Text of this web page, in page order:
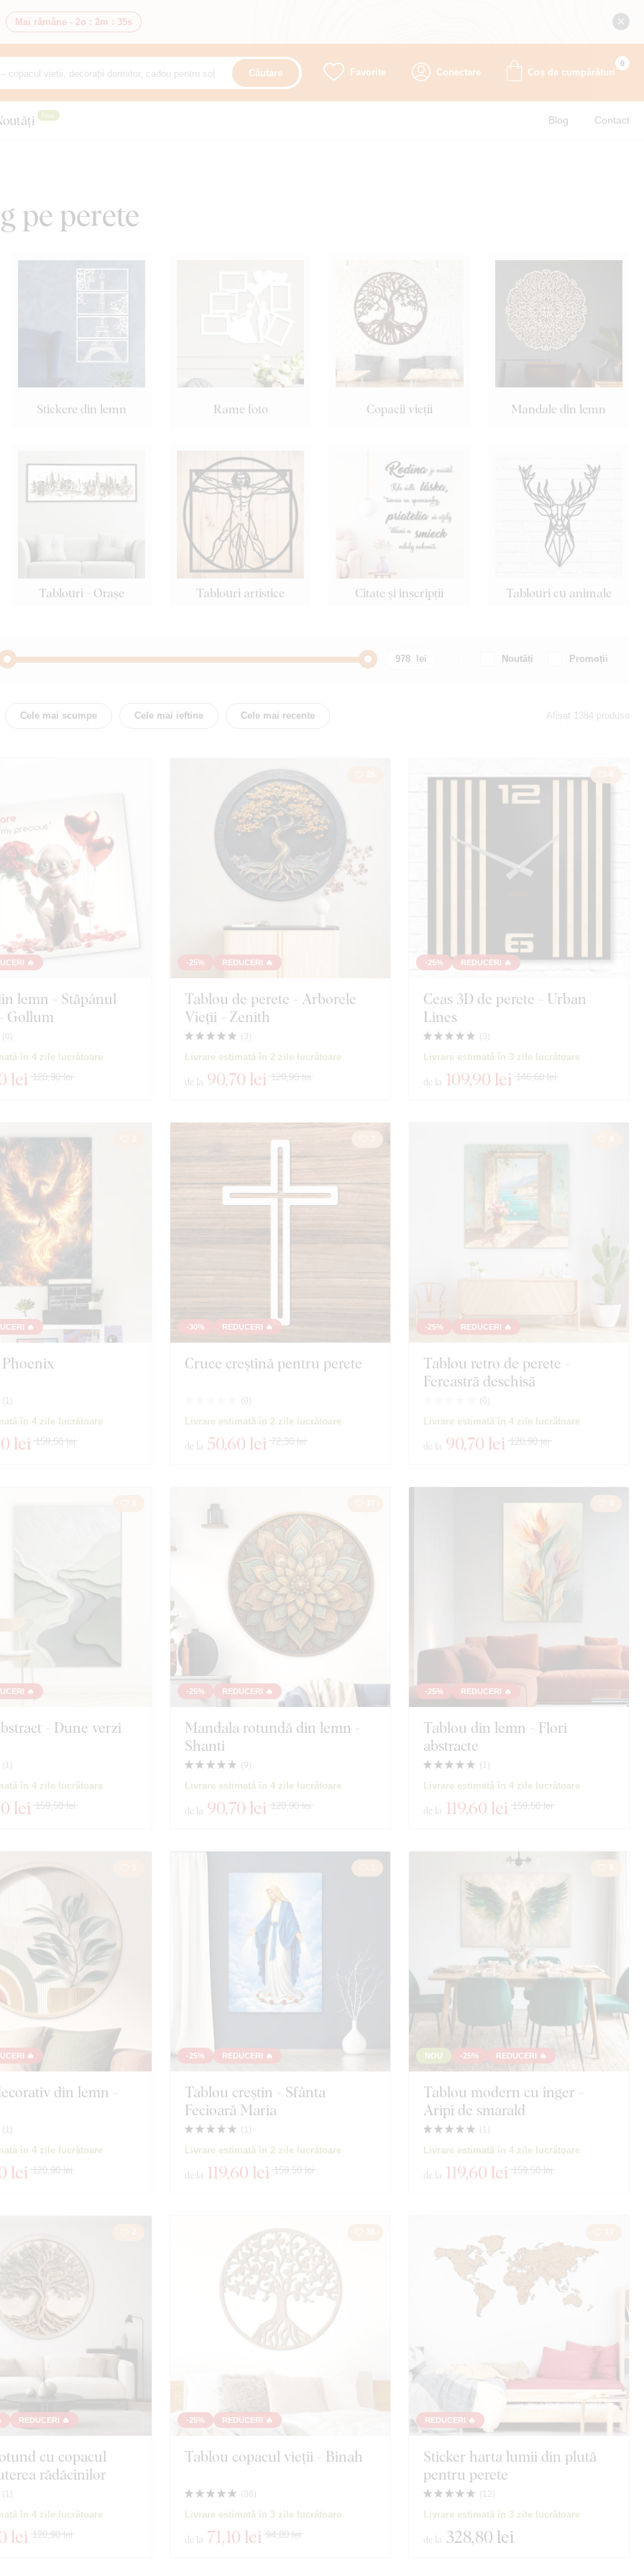
Mai rămâne - 2o : 2m : 33s
Căutare Favorite Conectare Coș de cumpărături
0
Nou Blog Contact
pe perete
Stickere din lemn Rame foto Copacii vieții Mandale din lemn
Tablouri - Orașe Tablouri artistice Citate și inscripții Tablouri cu animale
Noutăți Promoții
Flori Țară
Cal
Oameni Mandala Hartă
Natură
Muzică
Motociclete Insecte Spațiu
Portret
Cele mai scumpe Cele mai ieftine Cele mai recente Afișat 1384 produse
🔥
lemn - Stăpânul
Gollum
(0)
în 4 zile lucrătoare
lei 120,90 lei
-25% REDUCERI 🔥
Tablou de perete - Arborele
Vieții - Zenith
(3)
Livrare estimată în 2 zile lucrătoare
de la 90,70 lei 120,90 lei
-25% REDUCERI 🔥
Ceas 3D de perete - Urban
Lines
(3)
Livrare estimată în 3 zile lucrătoare
de la 109,90 lei 146,60 lei
🔥
( 1 )
în 4 zile lucrătoare
lei 159,50 lei
-30% REDUCERI 🔥
Cruce creștină pentru perete
(0)
Livrare estimată în 2 zile lucrătoare
de la 50,60 lei 72,30 lei
-25% REDUCERI 🔥
Tablou retro de perete -
Fereastră deschisă
(0)
Livrare estimată în 4 zile lucrătoare
de la 90,70 lei 120,90 lei
🔥
- Dune verzi
( 1 )
în 4 zile lucrătoare
lei 159,50 lei
-25% REDUCERI 🔥
Mandala rotundă din lemn -
Shanti
(9)
Livrare estimată în 4 zile lucrătoare
de la 90,70 lei 120,90 lei
-25% REDUCERI 🔥
Tablou din lemn - Flori
abstracte
( 1 )
Livrare estimată în 4 zile lucrătoare
de la 119,60 lei 159,50 lei
🔥
din lemn -
( 1 )
în 4 zile lucrătoare
lei 120,90 lei
-25% REDUCERI 🔥
Tablou creștin - Sfânta
Fecioară Maria
( 1 )
Livrare estimată în 2 zile lucrătoare
de la 119,60 lei 159,50 lei
NOU -25% REDUCERI 🔥
Tablou modern cu înger -
Aripi de smarald
( 1 )
Livrare estimată în 4 zile lucrătoare
de la 119,60 lei 159,50 lei
REDUCERI 🔥
cu copacul
rădăcinilor
( 1 )
în 4 zile lucrătoare
lei 120,90 lei
-25% REDUCERI 🔥
Tablou copacul vieții - Binah
(36)
Livrare estimată în 3 zile lucrătoare
de la 71,10 lei 94,80 lei
REDUCERI 🔥
Sticker harta lumii din plută
pentru perete
( 12)
Livrare estimată în 3 zile lucrătoare
de la 328,80 lei